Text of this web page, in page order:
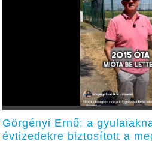
Görgényi Ernő: a
évtizedekre biztosított a